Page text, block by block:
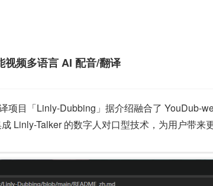
频多语言 AI 配音/翻译
项目「Linly-Dubbing」据介绍融合了 YouDub-
Linly-Talker 的数字人对口型技术，为用户带来